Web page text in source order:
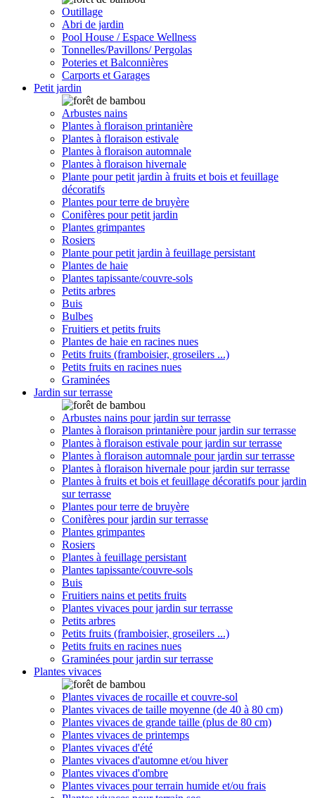
Outillage
Abri de jardin
Pool House / Espace Wellness
Tonnelles/Pavillons/ Pergolas
Poteries et Balconnières
Carports et Garages
Petit jardin
Arbustes nains
Plantes à floraison printanière
Plantes à floraison estivale
Plantes à floraison automnale
Plantes à floraison hivernale
Plante pour petit jardin à fruits et bois et feuillage
décoratifs
Plantes pour terre de bruyère
Conifères pour petit jardin
Plantes grimpantes
Rosiers
Plante pour petit jardin à feuillage persistant
Plantes de haie
Plantes tapissante/couvre-sols
Petits arbres
Buis
Bulbes
Fruitiers et petits fruits
Plantes de haie en racines nues
Petits fruits (framboisier, groseilers ...)
Petits fruits en racines nues
Graminées
Jardin sur terrasse
Arbustes nains pour jardin sur terrasse
Plantes à floraison printanière pour jardin sur terrasse
Plantes à floraison estivale pour jardin sur terrasse
Plantes à floraison automnale pour jardin sur terrasse
Plantes à floraison hivernale pour jardin sur terrasse
Plantes à fruits et bois et feuillage décoratifs pour jardin
sur terrasse
Plantes pour terre de bruyère
Conifères pour jardin sur terrasse
Plantes grimpantes
Rosiers
Plantes à feuillage persistant
Plantes tapissante/couvre-sols
Buis
Fruitiers nains et petits fruits
Plantes vivaces pour jardin sur terrasse
Petits arbres
Petits fruits (framboisier, groseilers ...)
Petits fruits en racines nues
Graminées pour jardin sur terrasse
Plantes vivaces
Plantes vivaces de rocaille et couvre-sol
Plantes vivaces de taille moyenne (de 40 à 80 cm)
Plantes vivaces de grande taille (plus de 80 cm)
Plantes vivaces de printemps
Plantes vivaces d'été
Plantes vivaces d'automne et/ou hiver
Plantes vivaces d'ombre
Plantes vivaces pour terrain humide et/ou frais